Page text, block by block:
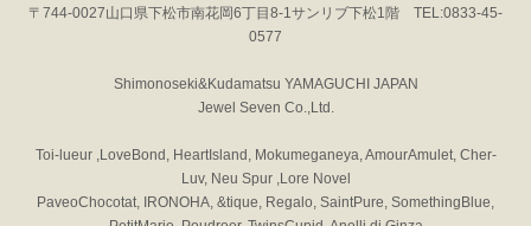
〒744-0027山口県下松市南花岡6丁目8-1サンリブ下松1階 TEL:0833-45-
0577
Shimonoseki&Kudamatsu YAMAGUCHI JAPAN
Jewel Seven Co.,Ltd.
Toi-lueur ,LoveBond, HeartIsland, Mokumeganeya, AmourAmulet, Cher-
Luv, Neu Spur ,Lore Novel
PaveoChocotat, IRONOHA, &tique, Regalo, SaintPure, SomethingBlue,